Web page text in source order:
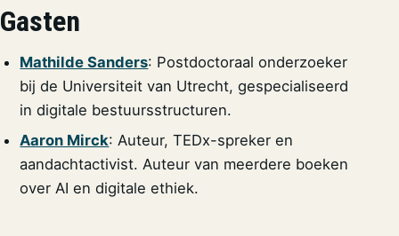
Gasten
Mathilde Sanders: Postdoctoraal onderzoeker
bij de Universiteit van Utrecht, gespecialiseerd
in digitale bestuursstructuren.
Aaron Mirck: Auteur, TEDx-spreker en
aandachtactivist. Auteur van meerdere boeken
over AI en digitale ethiek.